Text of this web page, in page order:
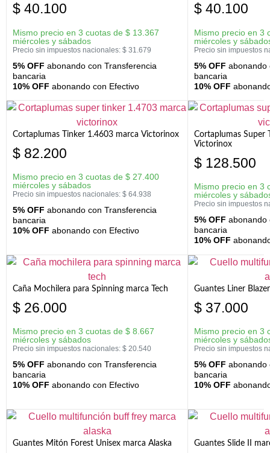
$ 40.100
Mismo precio en 3 cuotas de $ 13.367
miércoles y sábados
Precio sin impuestos nacionales: $ 31.679
5% OFF abonando con Transferencia
bancaria
10% OFF abonando con Efectivo
$ 40.100
Mismo precio en 3
miércoles y
Precio sin impuestos
5% OFF abonando
bancaria
10% OFF
Cortaplumas Tinker 1.4603 marca Victorinox
$ 82.200
Mismo precio en 3 cuotas de $ 27.400
miércoles y sábados
Precio sin impuestos nacionales: $ 64.938
5% OFF abonando con Transferencia
bancaria
10% OFF abonando con Efectivo
Cortaplumas Super
Victorinox
$ 128.500
Mismo precio en 3
miércoles y
Precio sin impuestos
5% OFF abonando
bancaria
10% OFF
Caña Mochilera para Spinning marca Tech
$ 26.000
Mismo precio en 3 cuotas de $ 8.667
miércoles y sábados
Precio sin impuestos nacionales: $ 20.540
5% OFF abonando con Transferencia
bancaria
10% OFF abonando con Efectivo
Guantes Liner
$ 37.000
Mismo precio en 3
miércoles y
Precio sin impuestos
5% OFF abonando
bancaria
10% OFF
Guantes Mitón Forest Unisex marca Alaska Guantes Slide II